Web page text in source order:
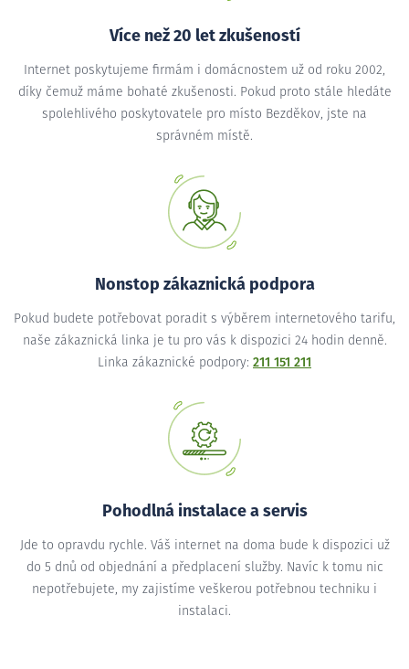
Více než 20 let zkušeností
Internet poskytujeme firmám i domácnostem už od roku 2002,
díky čemuž máme bohaté zkušenosti. Pokud proto stále hledáte
spolehlivého poskytovatele pro místo Bezděkov, jste na
správném místě.
Nonstop zákaznická podpora
Pokud budete potřebovat poradit s výběrem internetového tarifu,
naše zákaznická linka je tu pro vás k dispozici 24 hodin denně.
Linka zákaznické podpory: 211 151 211
Pohodlná instalace a servis
Jde to opravdu rychle. Váš internet na doma bude k dispozici už
do 5 dnů od objednání a předplacení služby. Navíc k tomu nic
nepotřebujete, my zajistíme veškerou potřebnou techniku i
instalaci.